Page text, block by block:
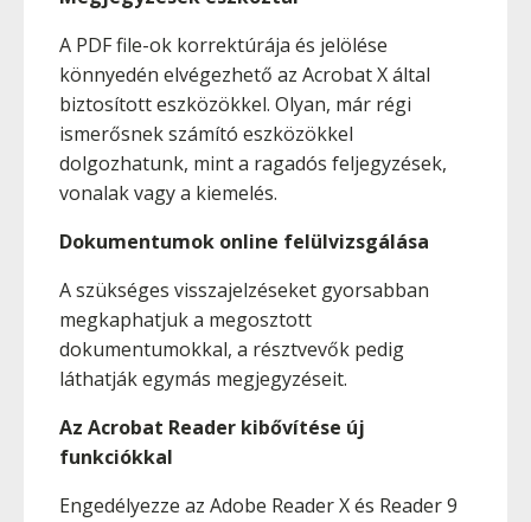
A PDF file-ok korrektúrája és jelölése
könnyedén elvégezhető az Acrobat X által
biztosított eszközökkel. Olyan, már régi
ismerősnek számító eszközökkel
dolgozhatunk, mint a ragadós feljegyzések,
vonalak vagy a kiemelés.
Dokumentumok online felülvizsgálása
A szükséges visszajelzéseket gyorsabban
megkaphatjuk a megosztott
dokumentumokkal, a résztvevők pedig
láthatják egymás megjegyzéseit.
Az Acrobat Reader kibővítése új
funkciókkal
Engedélyezze az Adobe Reader X és Reader 9